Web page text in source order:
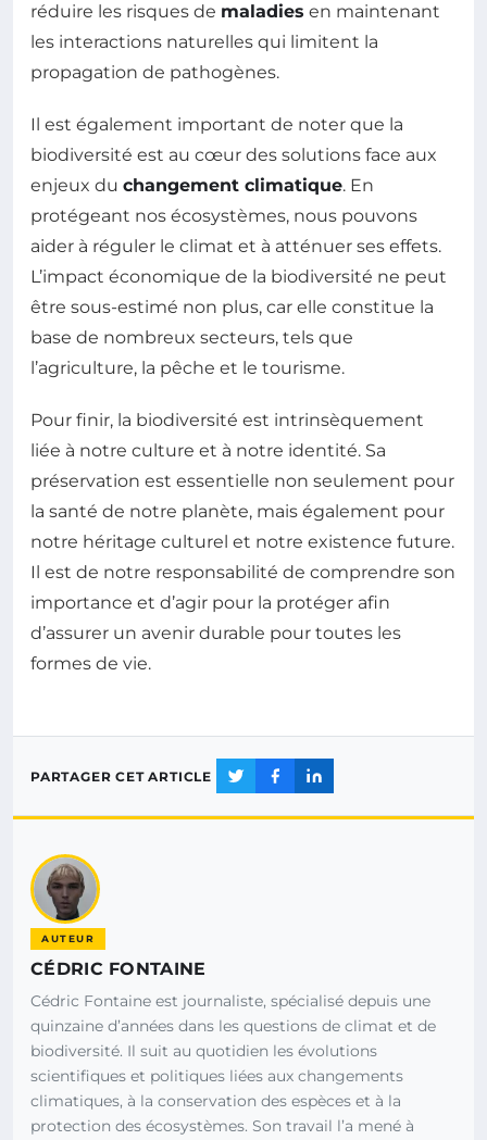
réduire les risques de maladies en maintenant
les interactions naturelles qui limitent la
propagation de pathogènes.
Il est également important de noter que la
biodiversité est au cœur des solutions face aux
enjeux du changement climatique. En
protégeant nos écosystèmes, nous pouvons
aider à réguler le climat et à atténuer ses effets.
L’impact économique de la biodiversité ne peut
être sous-estimé non plus, car elle constitue la
base de nombreux secteurs, tels que
l’agriculture, la pêche et le tourisme.
Pour finir, la biodiversité est intrinsèquement
liée à notre culture et à notre identité. Sa
préservation est essentielle non seulement pour
la santé de notre planète, mais également pour
notre héritage culturel et notre existence future.
Il est de notre responsabilité de comprendre son
importance et d’agir pour la protéger afin
d’assurer un avenir durable pour toutes les
formes de vie.
PARTAGER CET ARTICLE
AUTEUR
CÉDRIC FONTAINE
Cédric Fontaine est journaliste, spécialisé depuis une
quinzaine d’années dans les questions de climat et de
biodiversité. Il suit au quotidien les évolutions
scientifiques et politiques liées aux changements
climatiques, à la conservation des espèces et à la
protection des écosystèmes. Son travail l’a mené à